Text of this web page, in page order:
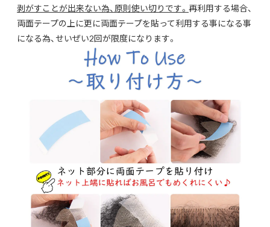
剥がすことが出来ない為、原則使い切りです。 再利用する場合、
両面テープの上に更に両面テープを貼って利用する事になる事
になる為、せいぜい2回が限度になります。